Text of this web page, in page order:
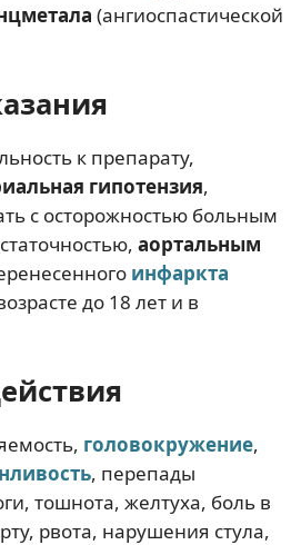
(ангиоспастической
к препарату,
гипотензия,
с осторожностью больным
аортальным
инфаркта
до 18 лет и в
головокружение,
, перепады
тошнота, желтуха, боль в
рвота, нарушения стула,